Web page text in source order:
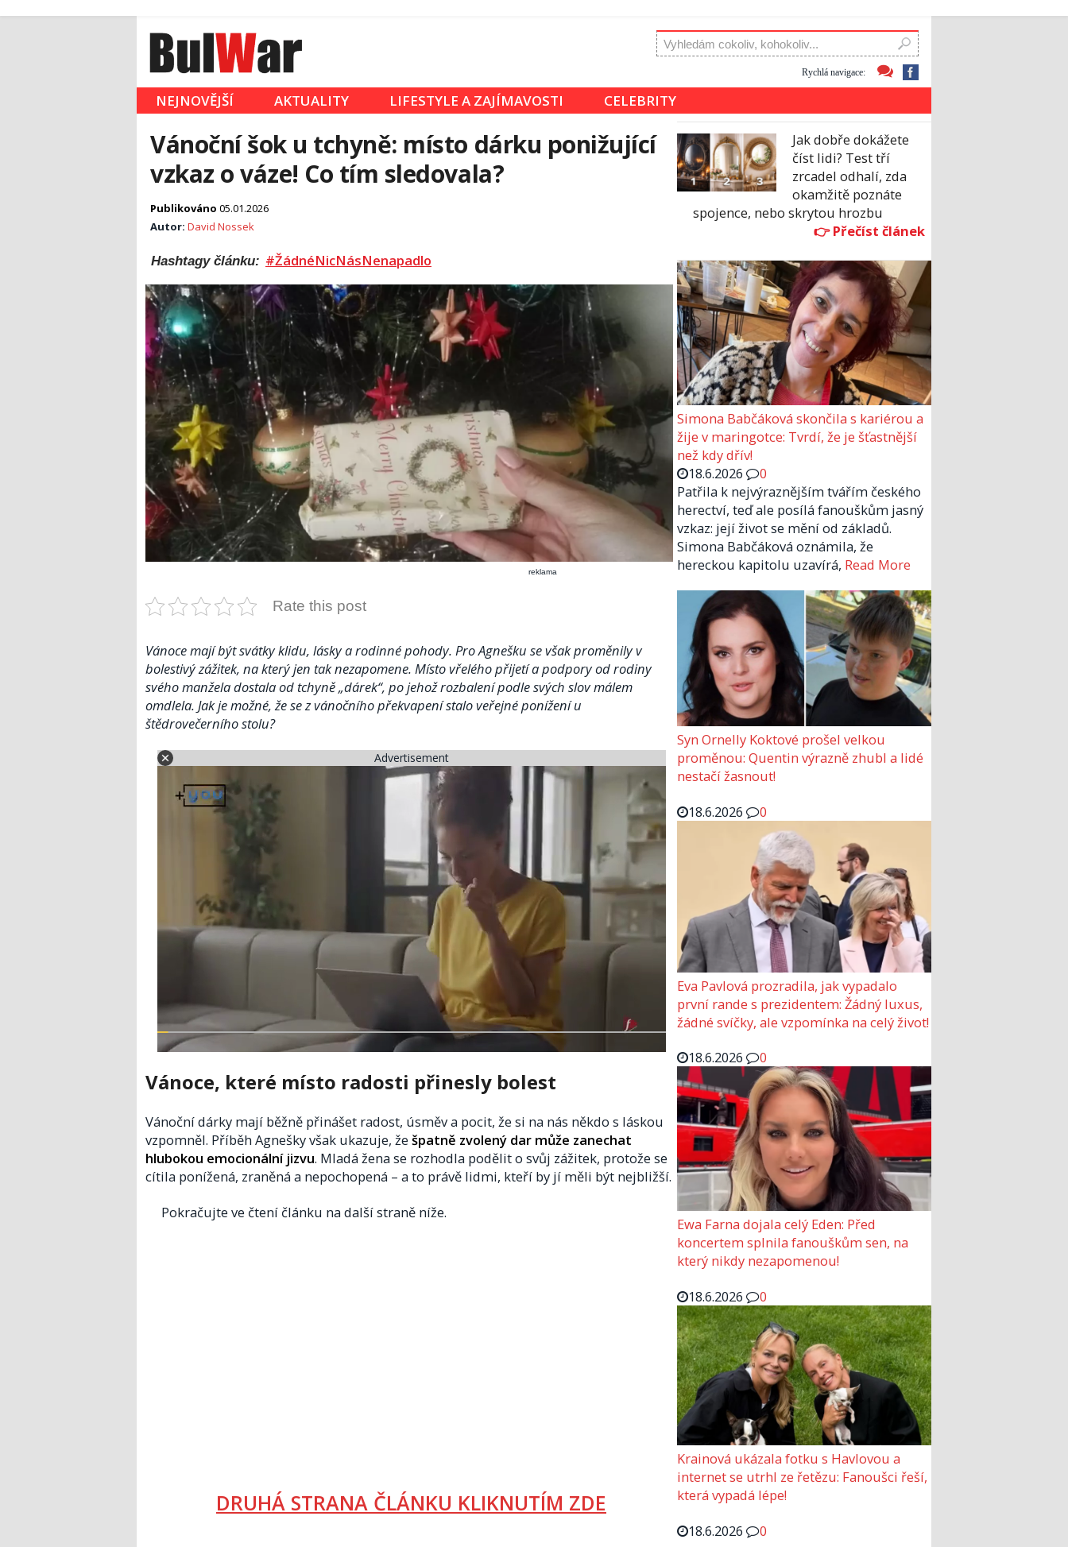
Rychlá navigace:
NEJNOVĚJŠÍ AKTUALITY LIFESTYLE A ZAJÍMAVOSTI CELEBRITY
Vánoční šok u tchyně: místo dárku ponižující
vzkaz o váze! Co tím sledovala?
Publikováno 05.01.2026
Autor: David Nossek
Hashtagy článku: #ŽádnéNicNásNenapadlo
reklama
Rate this post
Vánoce mají být svátky klidu, lásky a rodinné pohody. Pro Agnešku se však proměnily v
bolestivý zážitek, na který jen tak nezapomene. Místo vřelého přijetí a podpory od rodiny
svého manžela dostala od tchyně „dárek“, po jehož rozbalení podle svých slov málem
omdlela. Jak je možné, že se z vánočního překvapení stalo veřejné ponížení u
štědrovečerního stolu?
Advertisement
Vánoce, které místo radosti přinesly bolest
Vánoční dárky mají běžně přinášet radost, úsměv a pocit, že si na nás někdo s láskou
vzpomněl. Příběh Agnešky však ukazuje, že špatně zvolený dar může zanechat
hlubokou emocionální jizvu. Mladá žena se rozhodla podělit o svůj zážitek, protože se
cítila ponížená, zraněná a nepochopená – a to právě lidmi, kteří by jí měli být nejbližší.
Pokračujte ve čtení článku na další straně níže.
DRUHÁ STRANA ČLÁNKU KLIKNUTÍM ZDE
Jak dobře dokážete
číst lidi? Test tří
zrcadel odhalí, zda
okamžitě poznáte
spojence, nebo skrytou hrozbu
Simona Babčáková skončila s kariérou a
žije v maringotce: Tvrdí, že je šťastnější
než kdy dřív!
18.6.2026
0
Patřila k nejvýraznějším tvářím českého
herectví, teď ale posílá fanouškům jasný
vzkaz: její život se mění od základů.
Simona Babčáková oznámila, že
hereckou kapitolu uzavírá, Read More
Syn Ornelly Koktové prošel velkou
proměnou: Quentin výrazně zhubl a lidé
nestačí žasnout!
18.6.2026
0
Eva Pavlová prozradila, jak vypadalo
první rande s prezidentem: Žádný luxus,
žádné svíčky, ale vzpomínka na celý život!
18.6.2026
0
Ewa Farna dojala celý Eden: Před
koncertem splnila fanouškům sen, na
který nikdy nezapomenou!
18.6.2026
0
Krainová ukázala fotku s Havlovou a
internet se utrhl ze řetězu: Fanoušci řeší,
která vypadá lépe!
18.6.2026
0